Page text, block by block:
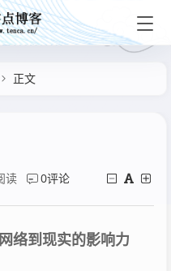
正文
读 0评论
络到现实的影响力